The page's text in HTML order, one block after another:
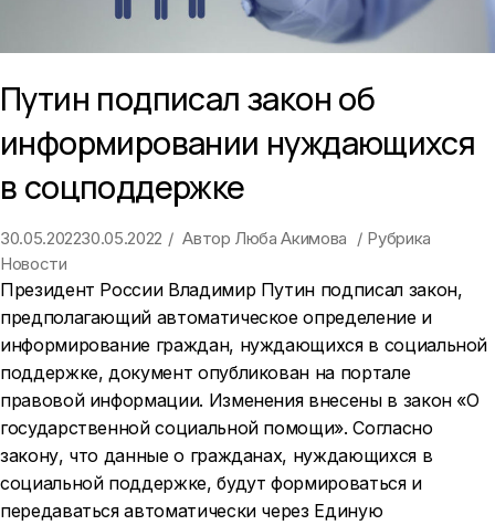
Путин подписал закон об
информировании нуждающихся
в соцподдержке
30.05.202230.05.2022 Автор Люба Акимова
Рубрика
Новости
Президент России Владимир Путин подписал закон,
предполагающий автоматическое определение и
информирование граждан, нуждающихся в социальной
поддержке, документ опубликован на портале
правовой информации. Изменения внесены в закон «О
государственной социальной помощи». Согласно
закону, что данные о гражданах, нуждающихся в
социальной поддержке, будут формироваться и
передаваться автоматически через Единую